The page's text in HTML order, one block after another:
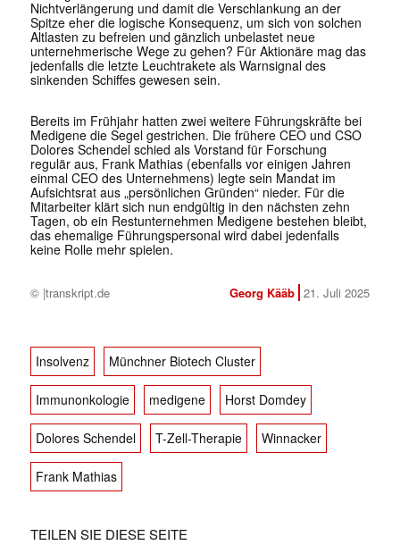
Nichtverlängerung und damit die Verschlankung an der
Spitze eher die logische Konsequenz, um sich von solchen
Altlasten zu befreien und gänzlich unbelastet neue
unternehmerische Wege zu gehen? Für Aktionäre mag das
jedenfalls die letzte Leuchtrakete als Warnsignal des
sinkenden Schiffes gewesen sein.
Bereits im Frühjahr hatten zwei weitere Führungskräfte bei
Medigene die Segel gestrichen. Die frühere CEO und CSO
Dolores Schendel schied als Vorstand für Forschung
regulär aus, Frank Mathias (ebenfalls vor einigen Jahren
einmal CEO des Unternehmens) legte sein Mandat im
Aufsichtsrat aus „persönlichen Gründen“ nieder. Für die
Mitarbeiter klärt sich nun endgültig in den nächsten zehn
Tagen, ob ein Restunternehmen Medigene bestehen bleibt,
das ehemalige Führungspersonal wird dabei jedenfalls
keine Rolle mehr spielen.
© |transkript.de Georg Kääb 21. Juli 2025
Insolvenz Münchner Biotech Cluster
Immunonkologie medigene Horst Domdey
Dolores Schendel T-Zell-Therapie Winnacker
Frank Mathias
TEILEN SIE DIESE SEITE